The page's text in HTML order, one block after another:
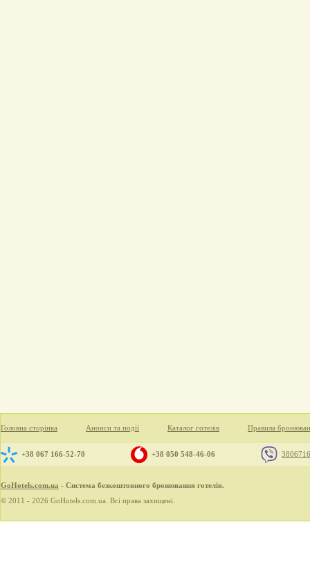
Головна сторінка Анонси та події Каталог готелів Правила
+38 067 166-52-70 +38 050 548-46-06
GoHotels.com.ua - Система безкоштовного бронювання готелів.
© 2011 - 2026 GoHotels.com.ua. Всі права захищені.